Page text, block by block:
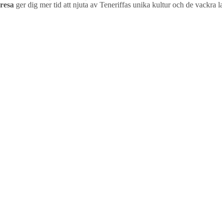
resa ger dig mer tid att njuta av Teneriffas unika kultur och de vackra